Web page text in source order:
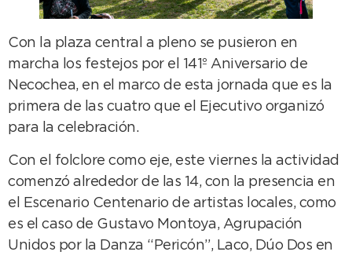
Con la plaza central a pleno se pusieron en
marcha los festejos por el 141º Aniversario de
Necochea, en el marco de esta jornada que es la
primera de las cuatro que el Ejecutivo organizó
para la celebración.
Con el folclore como eje, este viernes la actividad
comenzó alrededor de las 14, con la presencia en
el Escenario Centenario de artistas locales, como
es el caso de Gustavo Montoya, Agrupación
Unidos por la Danza “Pericón”, Laco, Dúo Dos en